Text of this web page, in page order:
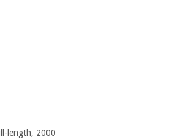
length, 2000